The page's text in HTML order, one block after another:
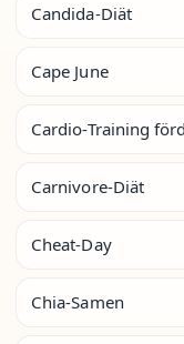
Candida-Diät
Cape June
Cardio-Training
Carnivore-Diät
Cheat-Day
Chia-Samen